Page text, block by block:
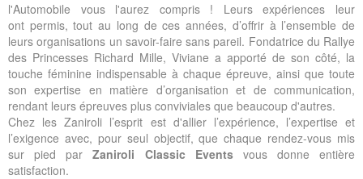
l'Automobile vous l'aurez compris ! Leurs expériences leur
ont permis, tout au long de ces années, d’offrir à l’ensemble de
leurs organisations un savoir-faire sans pareil. Fondatrice du Rallye
des Princesses Richard Mille, Viviane a apporté de son côté, la
touche féminine indispensable à chaque épreuve, ainsi que toute
son expertise en matière d’organisation et de communication,
rendant leurs épreuves plus conviviales que beaucoup d'autres.
Chez les Zaniroli l’esprit est d'allier l’expérience, l’expertise et
l’exigence avec, pour seul objectif, que chaque rendez-vous mis
sur pied parZaniroli Classic Events vous donne entière
satisfaction.